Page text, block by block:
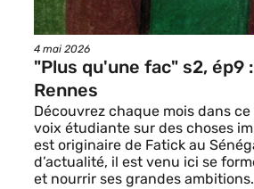
Date
de
publication
4 mai 2026
"Plus qu'une fac" s2, ép9
Rennes
Découvrez chaque mois dans
voix étudiante sur des choses
est originaire de Fatick au
d’actualité, il est venu ici se
et nourrir ses grandes ambitions.